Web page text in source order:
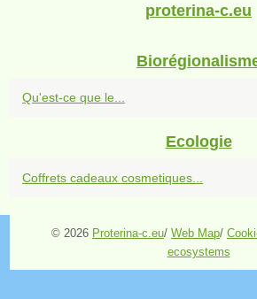
proterina-c.eu
Qu'est-ce que le...
Ecologie
Coffrets cadeaux cosmetiques...
© 2026 Proterina-c.eu/ Web Map/
ecosystems